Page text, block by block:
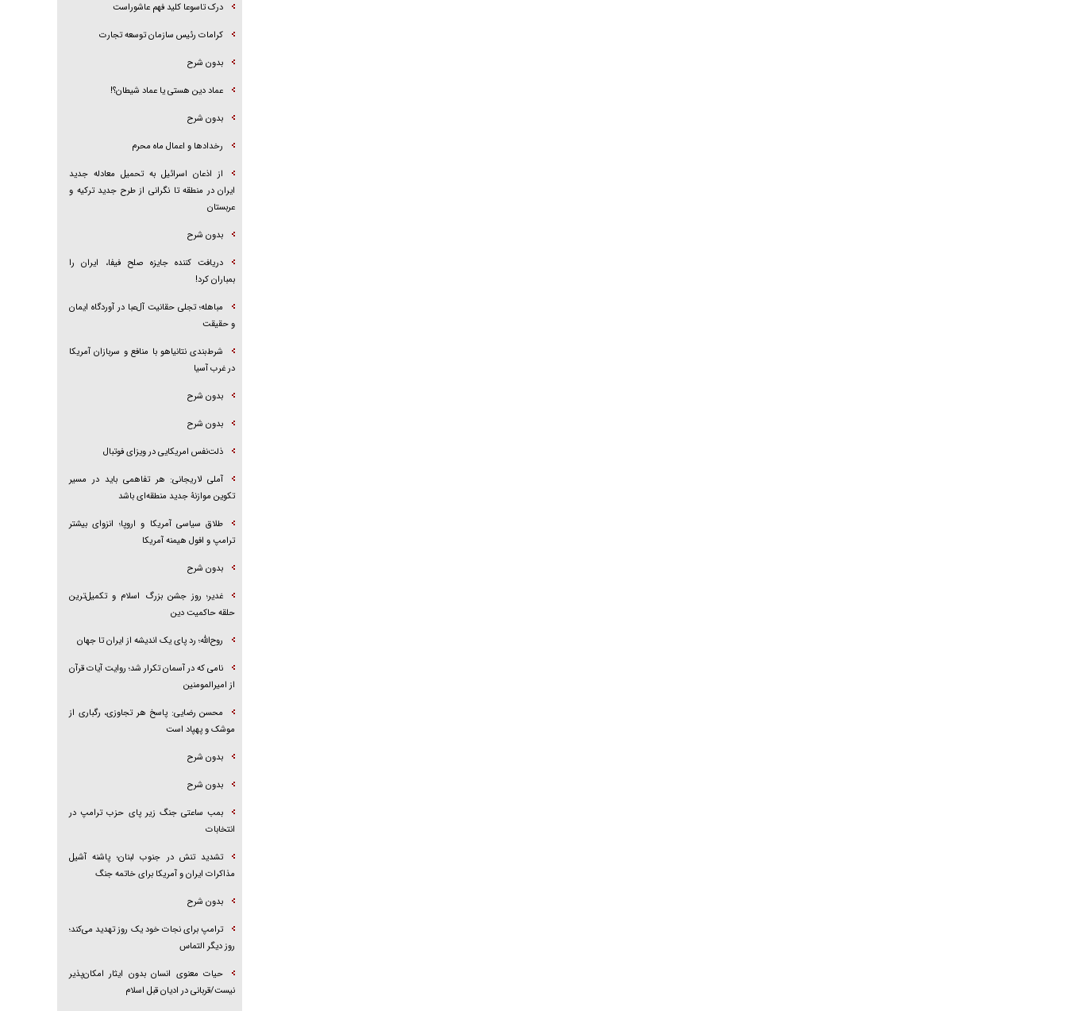
درک تاسوعا کلید فهم عاشوراست
کرامات رئیس سازمان توسعه تجارت
بدون شرح
عماد دین هستی یا عماد شیطان؟!
بدون شرح
رخداد‌ها و اعمال ماه محرم
از اذعان اسرائیل به تحمیل معادله جدید
ایران در منطقه تا نگرانی از طرح جدید ترکیه و
عربستان
بدون شرح
دریافت کننده جایزه صلح فیفا، ایران را
بمباران کرد!
مباهله؛ تجلی حقانیت آل‌عبا در آوردگاه ایمان
و حقیقت
شرط‌بندی نتانیاهو با منافع و سربازان آمریکا
در غرب آسیا
بدون شرح
بدون شرح
ذلت‌نفس امریکایی در ویزای فوتبال
آملی لاریجانی: هر تفاهمی باید در مسیر
تکوین موازنۀ جدید منطقه‌ای باشد
طلاق سیاسی آمریکا و اروپا؛ انزوای بیشتر
ترامپ و افول هیمنه آمریکا
بدون شرح
غدیر؛ روز جشن بزرگ اسلام و تکمیل‌ترین
حلقه حاکمیت دین
روح‌الله؛ رد پای یک اندیشه از ایران تا جهان
نامی که در آسمان تکرار شد؛ روایت آیات قرآن
از امیرالمومنین
محسن رضایی: پاسخ هر تجاوزی، رگباری از
موشک و پهپاد است
بدون شرح
بدون شرح
بمب ساعتی جنگ زیر پای حزب ترام‍پ در
انتخابات
تشدید تنش در جنوب لبنان؛ پاشنه آشیل
مذاکرات ایران و آمریکا برای خاتمه جنگ
بدون شرح
ترامپ برای نجات خود یک روز تهدید می‌کند؛
روز دیگر التماس
حیات معنوی انسان بدون ایثار امکان‌پذیر
نیست/قربانی در ادیان قبل اسلام